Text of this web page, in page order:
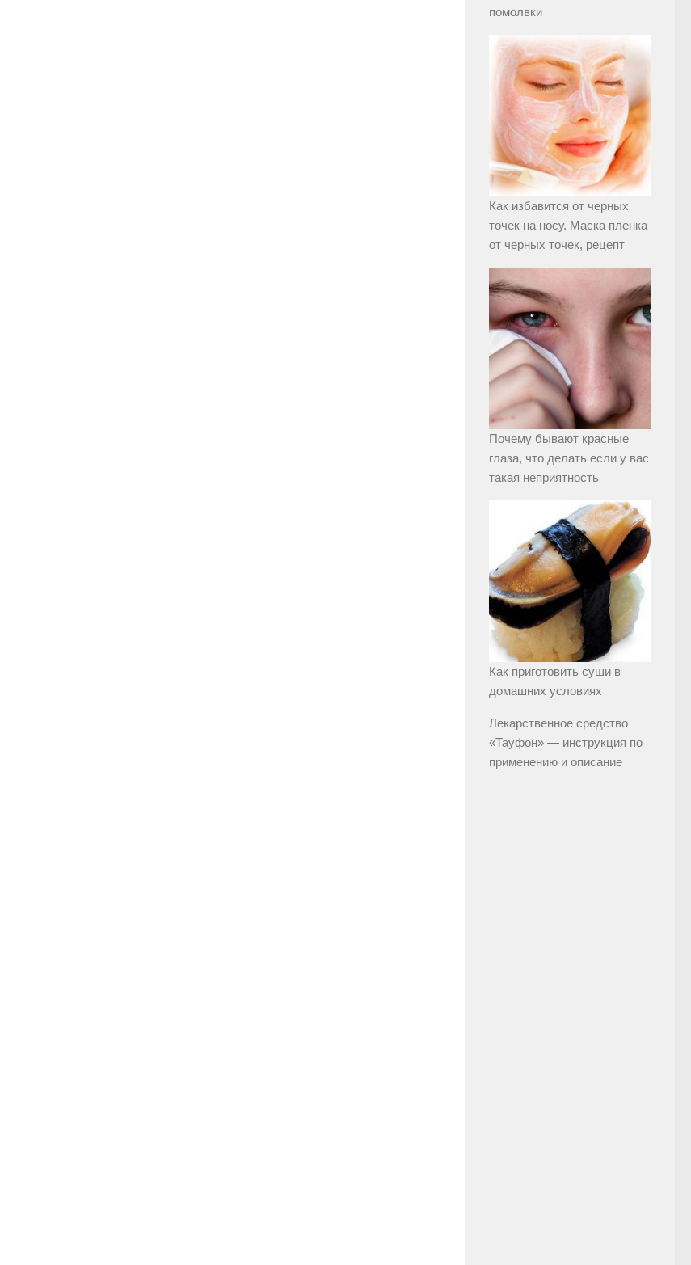
помолвки
Как избавится от черных
точек на носу. Маска пленка
от черных точек, рецепт
Почему бывают красные
глаза, что делать если у вас
такая неприятность
Как приготовить суши в
домашних условиях
Лекарственное средство
«Тауфон» — инструкция по
применению и описание